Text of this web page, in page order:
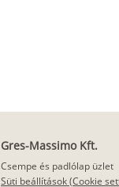
Gres-Massimo Kft.
Csempe és padlólap üzlet
Süti beállítások (Cookie